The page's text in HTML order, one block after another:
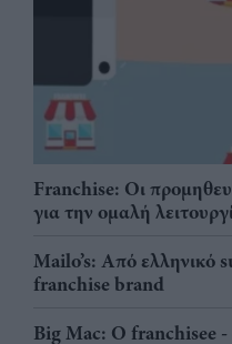
Franchise: Οι
για την ομαλή
Mailo’s: Από ελληνικό
franchise brand
Big Mac: Ο franchisee